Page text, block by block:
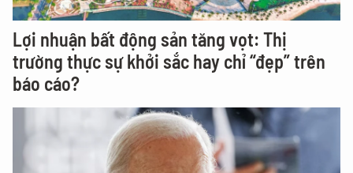
Lợi nhuận bất động sản tăng vọt: Thị
trường thực sự khởi sắc hay chỉ “đẹp” trên
báo cáo?